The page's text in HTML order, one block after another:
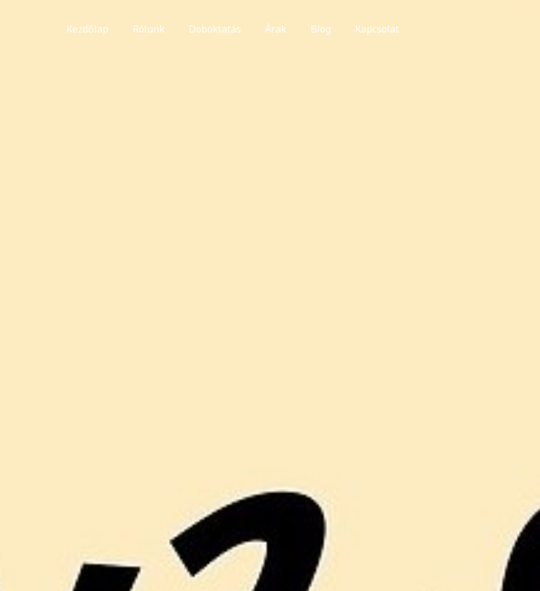
Kezdőlap Rólunk Doboktatás Árak Blog Kapcsolat